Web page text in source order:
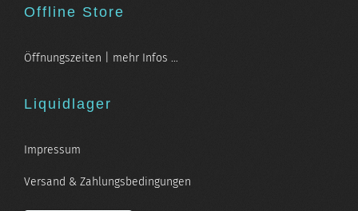
Offline Store
Öffnungszeiten | mehr Infos …
Liquidlager
Impressum
Versand & Zahlungsbedingungen